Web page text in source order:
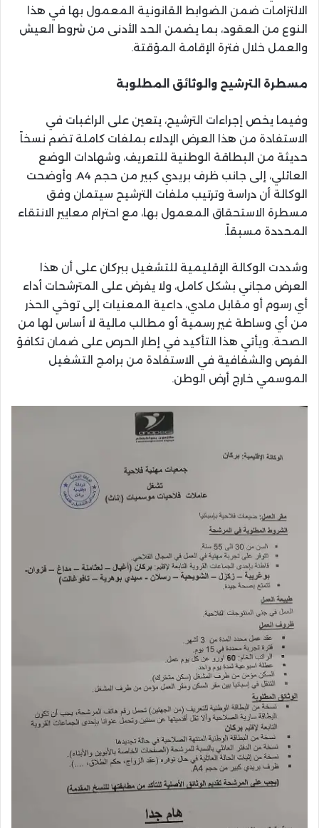
الالتزامات ضمن الضوابط القانونية المعمول بها في هذا
النوع من العقود، بما يضمن الحد الأدنى من شروط العيش
والعمل خلال فترة الإقامة المؤقتة.
مسطرة الترشيح والوثائق المطلوبة
وفيما يخص إجراءات الترشيح، يتعين على الراغبات في
الاستفادة من هذا العرض الإدلاء بملفات كاملة تضم نسخاً
حديثة من البطاقة الوطنية للتعريف، وشهادات الوضع
العائلي، إلى جانب ظرف بريدي كبير من حجم A4. وأوضحت
الوكالة أن دراسة وترتيب ملفات الترشيح سيتمان وفق
مسطرة الاستحقاق المعمول بها، مع احترام معايير الانتقاء
المحددة مسبقاً.
وشددت الوكالة الإقليمية للتشغيل ببركان على أن هذا
العرض مجاني بشكل كامل، ولا يفرض على المترشحات أداء
أي رسوم أو مقابل مادي، داعية المعنيات إلى توخي الحذر
من أي وساطة غير رسمية أو مطالب مالية لا أساس لها من
الصحة. ويأتي هذا التأكيد في إطار الحرص على ضمان تكافؤ
الفرص والشفافية في الاستفادة من برامج التشغيل
الموسمي خارج أرض الوطن.